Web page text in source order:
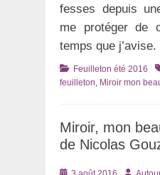
fesses depuis
me protéger de
temps que
Catégories
Feuilleton été 2016
feuilleton, Miroir mon
Miroir, mon
de Nicolas